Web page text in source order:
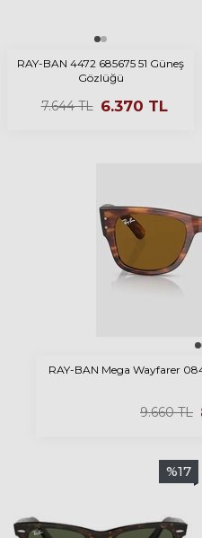
RAY-BAN 4472 685675 51 Güneş
Gözlüğü
7.644TL 6.370 TL
RAY-BAN Mega Wayfarer
9.660TL
%17